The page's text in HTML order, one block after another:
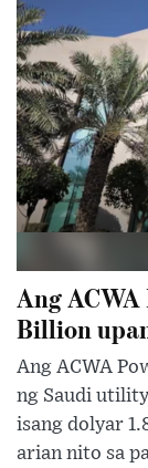
Ang ACWA
Billion
Ang ACWA
ng Saudi
isang dolyar
arian nito sa